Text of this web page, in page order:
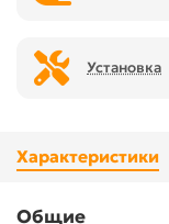
Установка
Характеристики
Общие